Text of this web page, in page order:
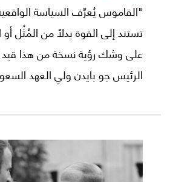
"القاموس يُعرِّف السياسة
تستند إلى القوة بدلاً من المُثُل
على وشك رؤية نسخة من هذا قيد
الرئيس جو بايدن ولي العهد
ديفيد إغناثيوس مقالته في
بوست" وتناول فيها زيارة الرئيس
إلى الرياض. وهذا نصها المترجم: